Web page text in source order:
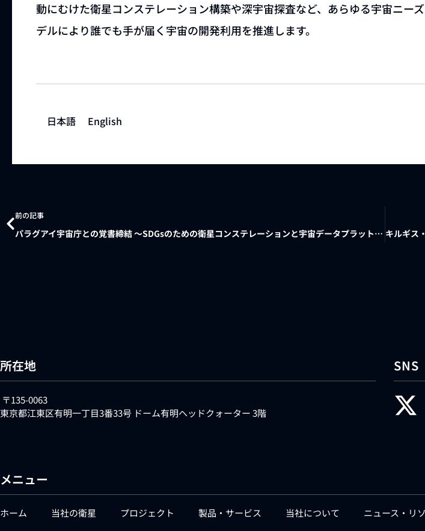
動にむけた衛星コンステレーション構築や深宇宙探査など、あらゆる宇宙ニー
デルにより誰でも手が届く宇宙の開発利用を推進します。
日本語 English
前の記事
パラグアイ宇宙庁との覚書締結 ～SDGsのための衛星コンステレーションと宇宙データプラットフォームによる宇宙利用と持続可能な開発の実現に向けた宇宙産業協力～
所在地
〒135-0063
東京都江東区有明一丁目3番33号 ドーム有明ヘッドクォーター 3階
SNS
メニュー
ホーム 当社の衛星 プロジェクト 製品・サービス 当社について ニュース・リ